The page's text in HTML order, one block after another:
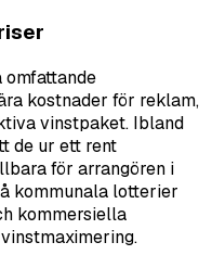
omfattande
kostnader för reklam,
vinstpaket. Ibland
de ur ett rent
för arrangören i
kommunala lotterier
kommersiella